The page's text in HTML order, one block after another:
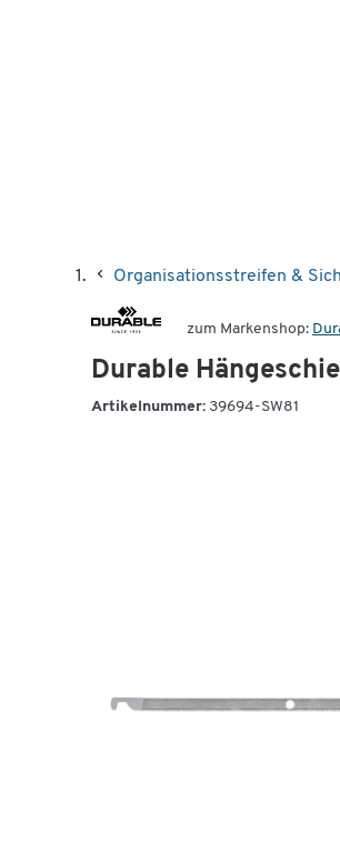
Organisationsstreifen &
zum Markenshop:
Durable
Artikelnummer: 39694-SW81